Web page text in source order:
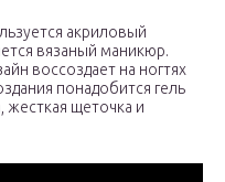
акриловый
вязаный маникюр.
воссоздает на ногтях
понадобится гель
жесткая щеточка и